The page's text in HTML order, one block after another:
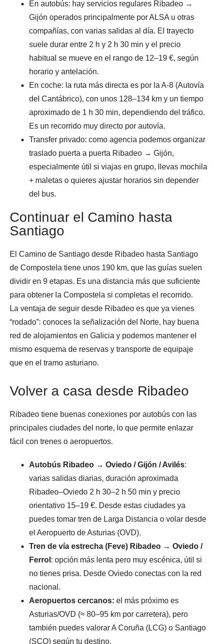
En autobús: hay servicios regulares Ribadeo →
Gijón operados principalmente por ALSA u otras
compañías, con varias salidas al día. El trayecto
suele durar entre 2 h y 2 h 30 min y el precio
habitual se mueve en el rango de 12–19 €, según
horario y antelación.
En coche: la ruta más directa es por la A-8 (Autovía
del Cantábrico), con unos 128–134 km y un tiempo
aproximado de 1 h 30 min, dependiendo del tráfico.
Es un recorrido muy directo por autovía.
Transfer privado: como agencia podemos organizar
traslado puerta a puerta Ribadeo → Gijón,
especialmente útil si viajas en grupo, llevas mochila
+ maletas o quieres ajustar horarios sin depender
del bus.
Continuar el Camino hasta
Santiago
El Camino de Santiago desde Ribadeo hasta Santiago
de Compostela tiene unos 190 km, que las guías suelen
dividir en 9 etapas. Es una distancia más que suficiente
para obtener la Compostela si completas el recorrido.
La ventaja de seguir desde Ribadeo es que ya vienes
“rodado”: conoces la señalización del Norte, hay buena
red de alojamientos en Galicia y podemos mantener el
mismo esquema de reservas y transporte de equipaje
que en el tramo asturiano.
Volver a casa desde Ribadeo
Ribadeo tiene buenas conexiones por autobús con las
principales ciudades del norte, lo que permite enlazar
fácil con trenes o aeropuertos.
Autobús Ribadeo → Oviedo / Gijón / Avilés:
varias salidas diarias, duración aproximada
Ribadeo–Oviedo 2 h 30–2 h 50 min y precio
orientativo 15–19 €. Desde estas ciudades ya
puedes tomar tren de Larga Distancia o volar desde
el Aeropuerto de Asturias (OVD).
Tren de vía estrecha (Feve) Ribadeo → Oviedo /
Ferrol : opción más lenta pero muy escénica, útil si
no tienes prisa. Desde Oviedo conectas con la red
nacional.
Aeropuertos cercanos: el más próximo es
Asturias/OVD (≈ 80–95 km por carretera), pero
también puedes valorar A Coruña (LCG) o Santiago
(SCQ) según tu destino.